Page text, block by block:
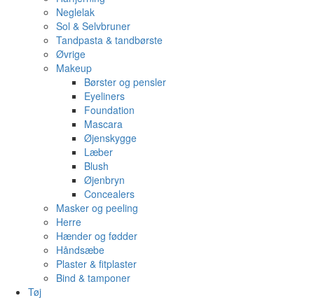
Neglelak
Sol & Selvbruner
Tandpasta & tandbørste
Øvrige
Makeup
Børster og pensler
Eyeliners
Foundation
Mascara
Øjenskygge
Læber
Blush
Øjenbryn
Concealers
Masker og peeling
Herre
Hænder og fødder
Håndsæbe
Plaster & fitplaster
Bind & tamponer
Tøj